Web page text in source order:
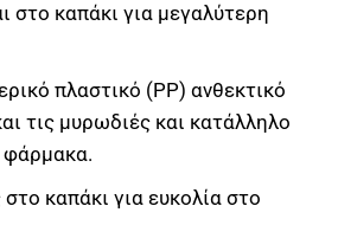
στο καπάκι για μεγαλύτερη
πλαστικό (PP) ανθεκτικό
τις μυρωδιές και κατάλληλο
φάρμακα.
καπάκι για ευκολία στο